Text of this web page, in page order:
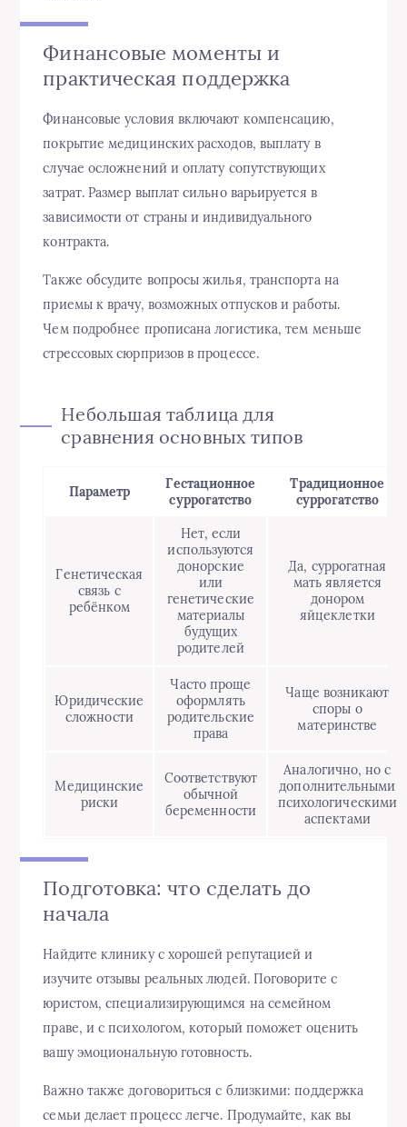
Финансовые моменты и
практическая поддержка
Финансовые условия включают компенсацию,
покрытие медицинских расходов, выплату в
случае осложнений и оплату сопутствующих
затрат. Размер выплат сильно варьируется в
зависимости от страны и индивидуального
контракта.
Также обсудите вопросы жилья, транспорта на
приемы к врачу, возможных отпусков и работы.
Чем подробнее прописана логистика, тем меньше
стрессовых сюрпризов в процессе.
Небольшая таблица для
сравнения основных типов
Параметр
Гестационное
суррогатство
Традиционное
суррогатство
Генетическая
связь с
ребёнком
Нет, если
используются
донорские
или
генетические
материалы
будущих
родителей
Да, суррогатная
мать является
донором
яйцеклетки
Юридические
сложности
Часто проще
оформлять
родительские
права
Чаще возникают
споры о
материнстве
Медицинские
риски
Соответствуют
обычной
беременности
Аналогично, но с
дополнительными
психологическими
аспектами
Подготовка: что сделать до
начала
Найдите клинику с хорошей репутацией и
изучите отзывы реальных людей. Поговорите с
юристом, специализирующимся на семейном
праве, и с психологом, который поможет оценить
вашу эмоциональную готовность.
Важно также договориться с близкими: поддержка
семьи делает процесс легче. Продумайте, как вы